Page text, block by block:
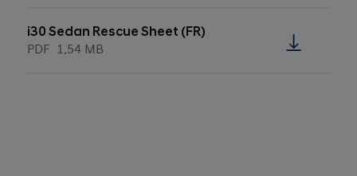
i30 Sedan Rescue Sheet (FR)
PDF 1.54 MB